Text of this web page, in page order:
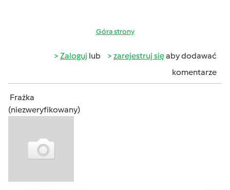
Góra strony
Zaloguj lub zarejestruj sięaby dodawać
komentarze
Frażka
(niezweryfikowany)